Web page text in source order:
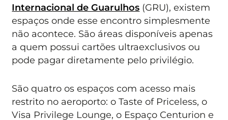
Internacional de Guarulhos (GRU), existem
espaços onde esse encontro simplesmente
não acontece. São áreas disponíveis apenas
a quem possui cartões ultraexclusivos ou
pode pagar diretamente pelo privilégio.
São quatro os espaços com acesso mais
restrito no aeroporto: o Taste of Priceless, o
Visa Privilege Lounge, o Espaço Centurion e